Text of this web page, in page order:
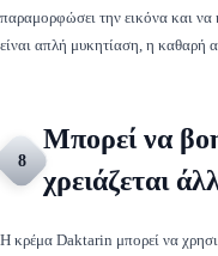
παραμορφώσει την εικόνα και να
είναι απλή μυκητίαση, η καθαρή
8
Μπορεί να
χρειάζεται
Η κρέμα Daktarin μπορεί να